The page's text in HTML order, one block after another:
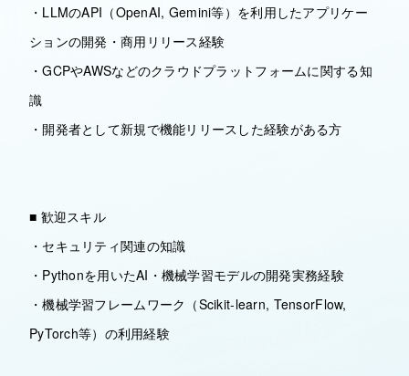
・LLMのAPI（OpenAI, Gemini等）を利用したアプリケー
ションの開発・商用リリース経験
・GCPやAWSなどのクラウドプラットフォームに関する知
識
・開発者として新規で機能リリースした経験がある方
■ 歓迎スキル
・セキュリティ関連の知識
・Pythonを用いたAI・機械学習モデルの開発実務経験
・機械学習フレームワーク（Scikit-learn, TensorFlow,
PyTorch等）の利用経験